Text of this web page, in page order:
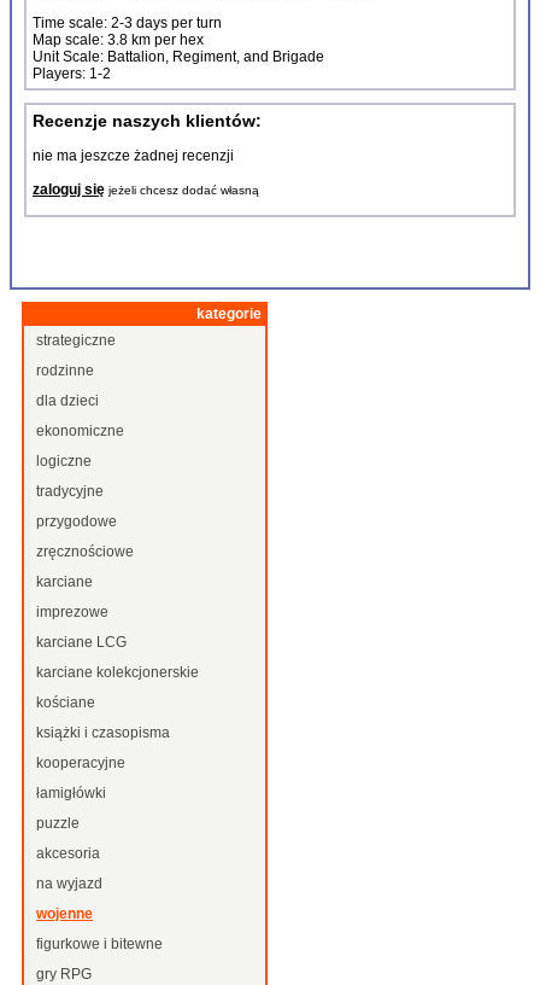
Time scale: 2-3 days per turn
Map scale: 3.8 km per hex
Unit Scale: Battalion, Regiment, and Brigade
Players: 1-2
Recenzje naszych klientów:
nie ma jeszcze żadnej recenzji
zaloguj się jeżeli chcesz dodać własną
kategorie
strategiczne
rodzinne
dla dzieci
ekonomiczne
logiczne
tradycyjne
przygodowe
zręcznościowe
karciane
imprezowe
karciane LCG
karciane kolekcjonerskie
kościane
książki i czasopisma
kooperacyjne
łamigłówki
puzzle
akcesoria
na wyjazd
wojenne
figurkowe i bitewne
gry RPG